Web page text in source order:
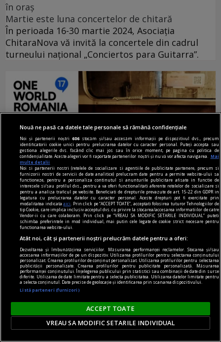
în oraș
Martie este luna concertelor de chitară
În perioada 16-30 martie 2024, Asociația
ChitaraNova vă invită la concertele din cadrul
turneului național „Conciertos para Guitarra”.
One World Romania – Focus Ucraina: proiecție
„Photophobia”
„Photophobia” marchează doi ani de la începerea
războiului în Ucraina și va avea loc pe 24
februarie la Cinema Elvire Popesco.
Nouă ne pasă ca datele tale personale să rămână confidențiale
Noi și partenerii noștri606 stocăm și/sau accesăm informații pe dispozitivul dvs., precum
identificatorii cookie unici pentru prelucrarea datelor cu caracter personal. Puteți accepta sau
gestiona alegerile dvs. făcând clic mai jos sau în orice moment, pe pagina cu politica de
confidențialitate. Aceste alegeri vor fi raportate partenerilor noștri și nu vă vor afecta navigarea.
Mai
multe detalii
Noi si partenerii nostri (retelele de socializare si agentiile de publicitate partenere, precum si
furnizorii nostri de servicii de date analitice) prelucram date pentru a permite website-ului sa
functioneze, pentru a personaliza continutul si anunturile publicitare afisate in functie de
interesele si/sau profilul dvs., pentru a va oferi functionalitati aferente retelelor de socializare si
pentru a analiza traficul pe website. Beneficiati de drepturile prevazute de art. 15-22 din GDPR in
legatura cu prelucrarea datelor cu caracter personal. Aceste drepturi pot fi exercitate prin
modalitatea indicataaici
. Prin click pe “ACCEPT TOATE”, acceptati folosirea tuturor Tehnologiilor de
tip Cookie, care implica inclusiv acceptul dvs. cu privire la stocarea/accesarea informatiilor de catre
Vendor-ii cu care colaboram. Prin click pe “VREAU SA MODIFIC SETARILE INDIVIDUAL” puteti
schimba preferintele in mod individual, mai putin cele legate de cookie strict necesare pentru
functionarea website-ului.
Atât noi, cât și partenerii noștri prelucrăm datele pentru a oferi:
Dezvoltarea și îmbunătățirea serviciilor. Măsurarea performanței reclamelor. Stocarea și/sau
accesarea informațiilor de pe un dispozitiv. Utilizarea profilurilor pentru selectarea conținutului
personalizat. Crearea profilurilor de conținut personalizat. Utilizarea profilurilor pentru selectarea
publicității personalizate. Crearea profilurilor pentru publicitate personalizată. Măsurarea
performanței conținutului. Înțelegerea publicului prin statistici sau combinații de date din surse
diferite. Utilizarea de date limitate pentru a selecta publicitatea. Utilizarea datelor limitate pentru
a selecta conținutul. Date precise de geolocație și identificarea prin scanarea dispozitivului.
Listă parteneri (furnizori)
ACCEPT TOATE
VREAU SA MODIFIC SETARILE INDIVIDUAL